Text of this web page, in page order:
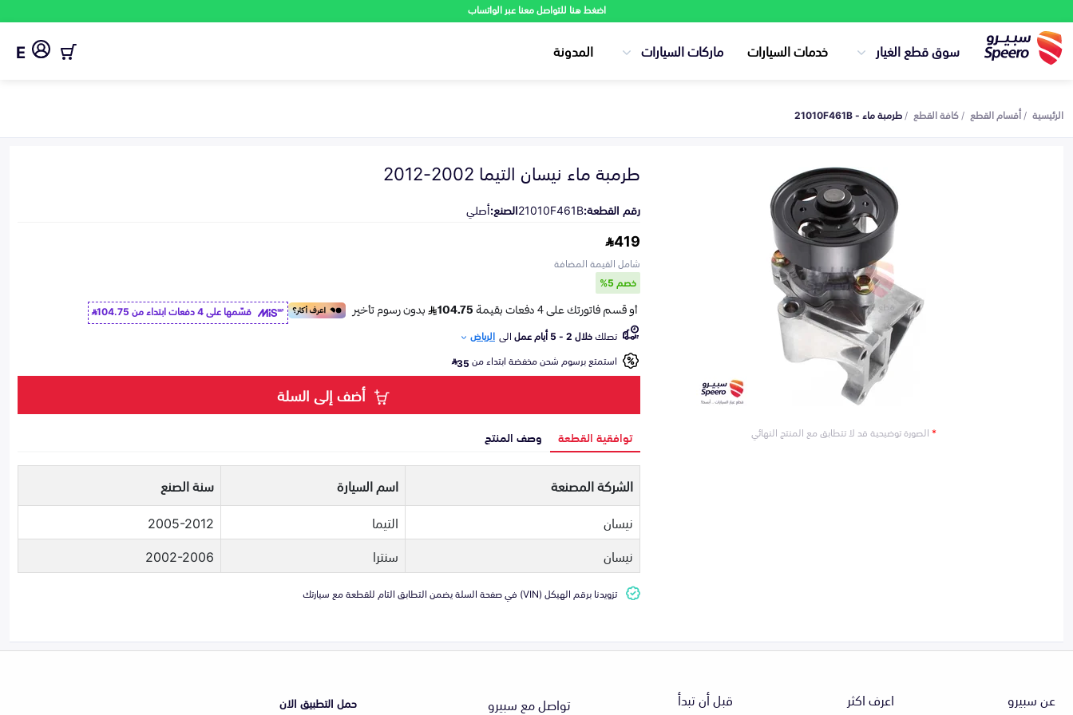
اضغط هنا للتواصل معنا عبر الواتساب
سوق قطع الغيار خدمات السيارات ماركات السيارات المدونة E
الرئيسية أقسام القطع كافة القطع طرمبة ماء - 21010F461B
*الصورة توضيحية قد لا تتطابق مع المنتج النهائي
طرمبة ماء نيسان التيما 2002-2012
رقم القطعة:21010F461Bالصنع:أصلي
419
شامل القيمة المضافة
خصم 5%
قسّمها على 4 دفعات ابتداء من
104.75
تصلكخلال 2 - 5 أيام عمل الى الرياض
استمتع برسوم شحن مخفضة ابتداء من35
أضف إلى السلة
توافقية القطعة وصف المنتج
الشركة المصنعة اسم السيارة
سنة الصنع
نيسان
التيما
2005-2012
نيسان
سنترا 2002-2006
تزويدنا برقم الهيكل (VIN) في صفحة السلة يضمن التطابق التام للقطعة مع سيارتك
عن سبيرو اعرف اكثر قبل أن تبدأ تواصل مع سبيرو حمل التطبيق الان